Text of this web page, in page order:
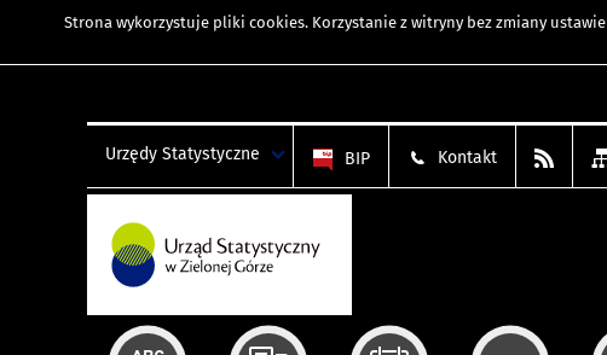
Strona wykorzystuje pliki cookies. Korzystanie z witryny bez zmiany
Urzędy Statystyczne BIP Kontakt